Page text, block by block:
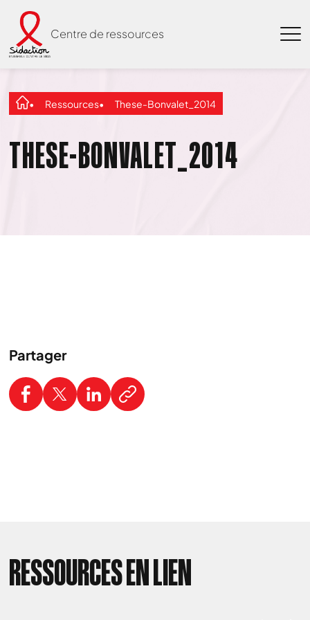
Centre de ressources
Ressources These-Bonvalet_2014
THESE-BONVALET_2014
Partager
RESSOURCES EN LIEN